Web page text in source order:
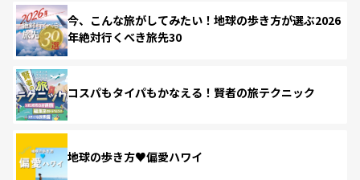
今、こんな旅がしてみたい！地球の歩き方が選ぶ2026
年絶対行くべき旅先30
コスパもタイパもかなえる！賢者の旅テクニック
地球の歩き方♥偏愛ハワイ